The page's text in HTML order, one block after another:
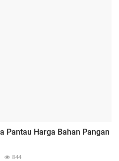
Pantau Harga Bahan Pangan
844